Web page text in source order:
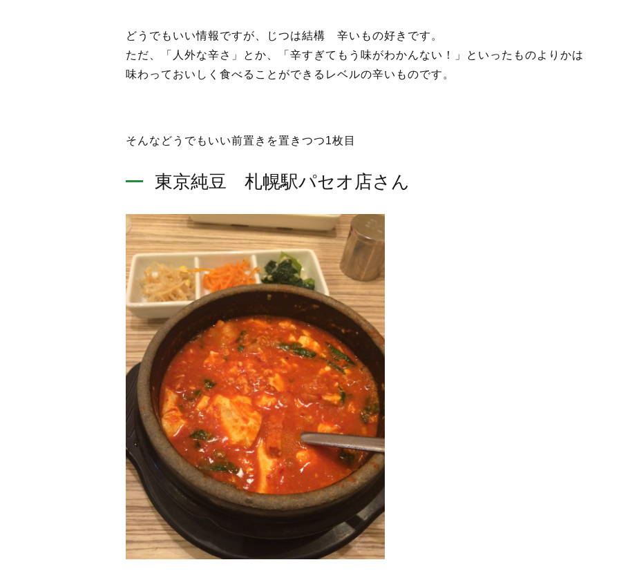
どうでもいい情報ですが、じつは結構 辛いもの好きです。
ただ、「人外な辛さ」とか、「辛すぎてもう味がわかんない！」といったものよりかは
味わっておいしく食べることができるレベルの辛いものです。
そんなどうでもいい前置きを置きつつ1枚目
東京純豆 札幌駅パセオ店さん